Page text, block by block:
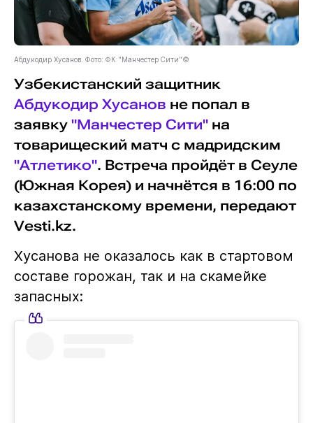
Абдукодир Хусанов. Фото: ФК "Манчестер Сити"©
Узбекистанский защитник
Абдукодир Хусанов не попал в
заявку "Манчестер Сити"на
товарищеский матч с мадридским
"Атлетико". Встреча пройдёт в Сеуле
(Южная Корея) и начнётся в 16:00 по
казахстанскому времени, передают
Vesti.kz.
Хусанова не оказалось как в стартовом
составе горожан, так и на скамейке
запасных: